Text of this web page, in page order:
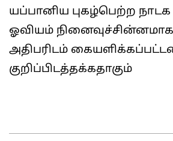
யப்பானிய புகழ்பெற்ற
ஓவியம்
அதிபரிடம்
குறிப்பிடத்தக்கதாகும்